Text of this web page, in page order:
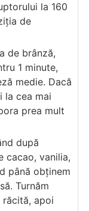
la 160
de
de brânză,
1 minute,
medie. Dacă
la cea mai
prea mult
după
cacao, vanilia,
până obținem
Turnăm
apoi